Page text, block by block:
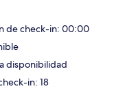
de check-in: 00:00
disponibilidad
in: 18